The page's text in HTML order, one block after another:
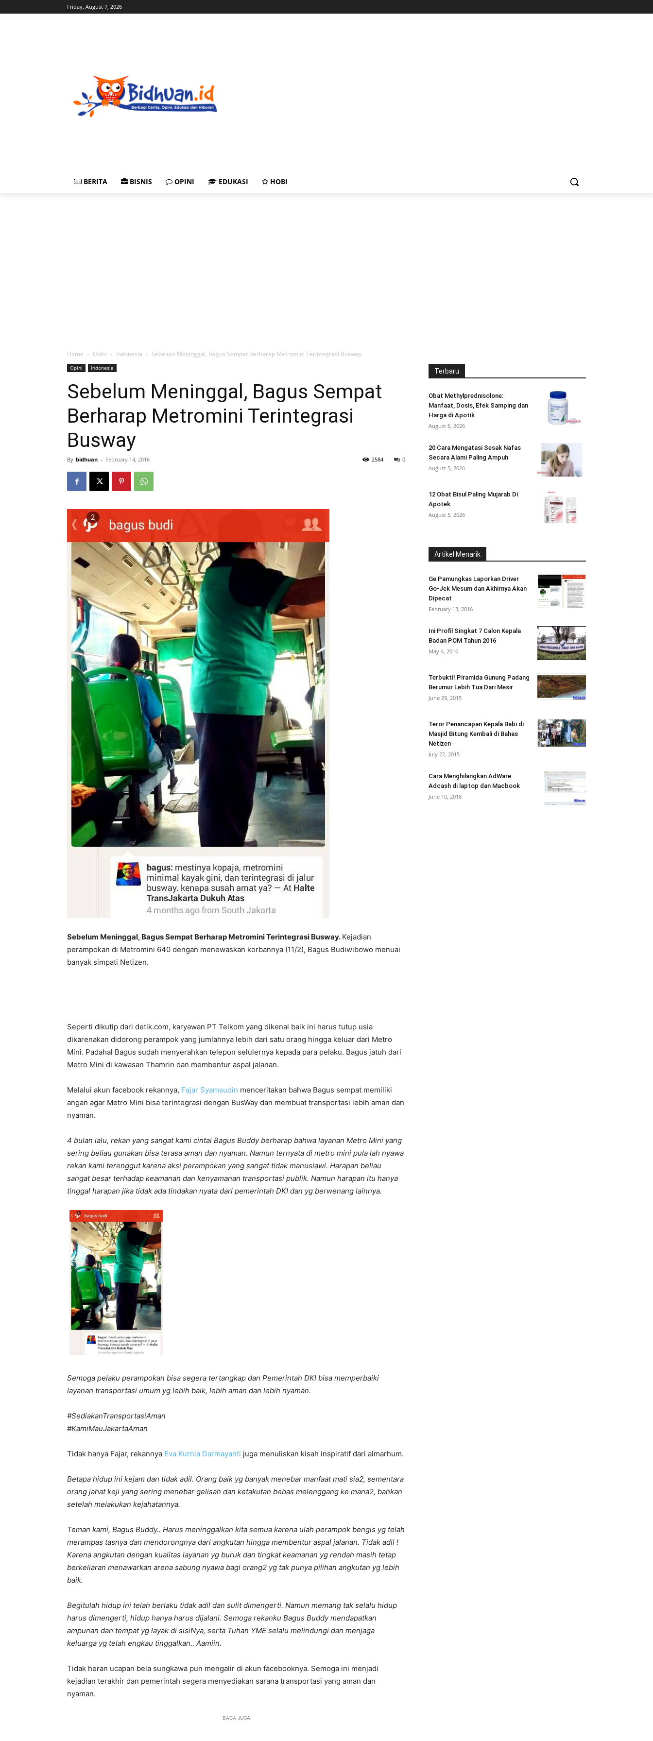
Friday, August 7, 2026
BERITA BISNIS OPINI EDUKASI HOBI
Home Opini Indonesia Sebelum Meninggal, Bagus Sempat Berharap Metromini Terintegrasi Busway
Opini Indonesia
Sebelum Meninggal, Bagus Sempat
Berharap Metromini Terintegrasi
Busway
By bidhuan - February 14, 2016 0
2584
Sebelum Meninggal, Bagus Sempat Berharap Metromini Terintegrasi Busway. Kejadian
perampokan di Metromini 640 dengan menewaskan korbannya (11/2), Bagus Budiwibowo menuai
banyak simpati Netizen.
Seperti dikutip dari detik.com, karyawan PT Telkom yang dikenal baik ini harus tutup usia
dikarenakan didorong perampok yang jumlahnya lebih dari satu orang hingga keluar dari Metro
Mini. Padahal Bagus sudah menyerahkan telepon selulernya kepada para pelaku. Bagus jatuh dari
Metro Mini di kawasan Thamrin dan membentur aspal jalanan.
Melalui akun facebook rekannya, Fajar Syamsudin menceritakan bahwa Bagus sempat memiliki
angan agar Metro Mini bisa terintegrasi dengan BusWay dan membuat transportasi lebih aman dan
nyaman.
4 bulan lalu, rekan yang sangat kami cintai Bagus Buddy berharap bahwa layanan Metro Mini yang
sering beliau gunakan bisa terasa aman dan nyaman. Namun ternyata di metro mini pula lah nyawa
rekan kami terenggut karena aksi perampokan yang sangat tidak manusiawi. Harapan beliau
sangat besar terhadap keamanan dan kenyamanan transportasi publik. Namun harapan itu hanya
tinggal harapan jika tidak ada tindakan nyata dari pemerintah DKI dan yg berwenang lainnya.
Semoga pelaku perampokan bisa segera tertangkap dan Pemerintah DKI bisa memperbaiki
layanan transportasi umum yg lebih baik, lebih aman dan lebih nyaman.
#SediakanTransportasiAman
#KamiMauJakartaAman
Tidak hanya Fajar, rekannya Eva Kurnia Darmayanti juga menuliskan kisah inspiratif dari almarhum.
Betapa hidup ini kejam dan tidak adil. Orang baik yg banyak menebar manfaat mati sia2, sementara
orang jahat keji yang sering menebar gelisah dan ketakutan bebas melenggang ke mana2, bahkan
setelah melakukan kejahatannya.
Teman kami, Bagus Buddy.. Harus meninggalkan kita semua karena ulah perampok bengis yg telah
merampas tasnya dan mendorongnya dari angkutan hingga membentur aspal jalanan. Tidak adil !
Karena angkutan dengan kualitas layanan yg buruk dan tingkat keamanan yg rendah masih tetap
berkeliaran menawarkan arena sabung nyawa bagi orang2 yg tak punya pilihan angkutan yg lebih
baik.
Begitulah hidup ini telah berlaku tidak adil dan sulit dimengerti. Namun memang tak selalu hidup
harus dimengerti, hidup hanya harus dijalani. Semoga rekanku Bagus Buddy mendapatkan
ampunan dan tempat yg layak di sisiNya, serta Tuhan YME selalu melindungi dan menjaga
keluarga yg telah engkau tinggalkan.. Aamiin.
Tidak heran ucapan bela sungkawa pun mengalir di akun facebooknya. Semoga ini menjadi
kejadian terakhir dan pemerintah segera menyediakan sarana transportasi yang aman dan
nyaman.
BACA JUGA
Terbaru
Obat Methylprednisolone:
Manfaat, Dosis, Efek Samping dan
Harga di Apotik
August 6, 2026
20 Cara Mengatasi Sesak Nafas
Secara Alami Paling Ampuh
August 5, 2026
12 Obat Bisul Paling Mujarab Di
Apotek
August 5, 2026
Artikel Menarik
Ge Pamungkas Laporkan Driver
Go-Jek Mesum dan Akhirnya Akan
Dipecat
February 13, 2016
Ini Profil Singkat 7 Calon Kepala
Badan POM Tahun 2016
May 4, 2016
Terbukti! Piramida Gunung Padang
Berumur Lebih Tua Dari Mesir
June 29, 2015
Teror Penancapan Kepala Babi di
Masjid Bitung Kembali di Bahas
Netizen
July 22, 2015
Cara Menghilangkan AdWare
Adcash di laptop dan Macbook
June 10, 2018